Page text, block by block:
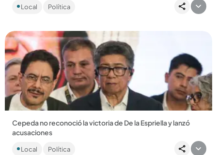
al cerrar el último recurso que le quedaba a Santiago Uribe....
Local Política
Compartir Noticia
Cepeda no reconoció la victoria de De la Espriella y lanzó
acusaciones
Iván Cepeda desafía los resultados electorales y lanza duras
críticas a De la Espriella. ¿Qué pasará ahora?...
Local Política